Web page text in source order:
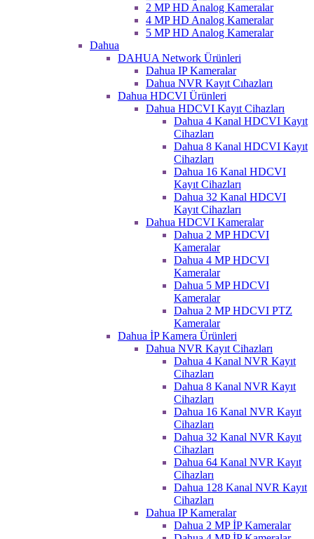
2 MP HD Analog Kameralar
4 MP HD Analog Kameralar
5 MP HD Analog Kameralar
Dahua
DAHUA Network Ürünleri
Dahua IP Kameralar
Dahua NVR Kayıt Cıhazları
Dahua HDCVI Ürünleri
Dahua HDCVI Kayıt Cihazları
Dahua 4 Kanal HDCVI Kayıt
Cihazları
Dahua 8 Kanal HDCVI Kayıt
Cihazları
Dahua 16 Kanal HDCVI
Kayıt Cihazları
Dahua 32 Kanal HDCVI
Kayıt Cihazları
Dahua HDCVI Kameralar
Dahua 2 MP HDCVI
Kameralar
Dahua 4 MP HDCVI
Kameralar
Dahua 5 MP HDCVI
Kameralar
Dahua 2 MP HDCVI PTZ
Kameralar
Dahua İP Kamera Ürünleri
Dahua NVR Kayıt Cihazları
Dahua 4 Kanal NVR Kayıt
Cihazları
Dahua 8 Kanal NVR Kayıt
Cihazları
Dahua 16 Kanal NVR Kayıt
Cihazları
Dahua 32 Kanal NVR Kayıt
Cihazları
Dahua 64 Kanal NVR Kayıt
Cihazları
Dahua 128 Kanal NVR Kayıt
Cihazları
Dahua IP Kameralar
Dahua 2 MP İP Kameralar